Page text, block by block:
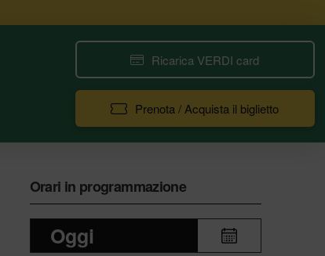
Ricarica VERDI card
Prenota / Acquista il biglietto
Orari in programmazione
Oggi